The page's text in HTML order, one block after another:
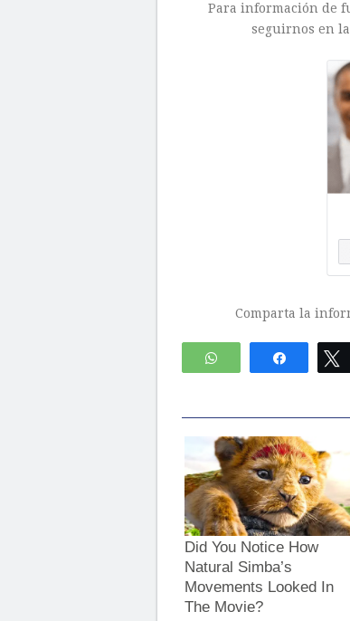
Para información de
seguirnos en
Comparta la
WhatsApp Compartir